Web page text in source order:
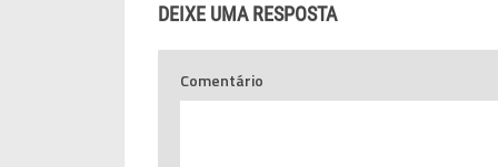
DEIXE UMA RESPOSTA
Comentário